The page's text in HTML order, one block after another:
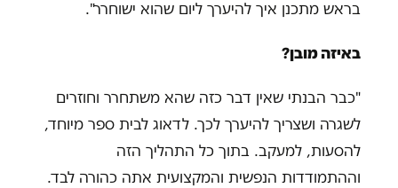
בראש מתכנן איך להיערך ליום שהוא ישוחרר".
באיזה מובן?
"כבר הבנתי שאין דבר כזה שהא משתחרר וחוזרים
לשגרה ושצריך להיערך לכך. לדאוג לבית ספר מיוחד,
להסעות, למעקב. בתוך כל התהליך הזה
וההתמודדות הנפשית והמקצועית אתה כהורה לבד.